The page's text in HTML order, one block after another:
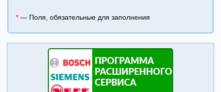
* — Поля, обязательные для заполнения